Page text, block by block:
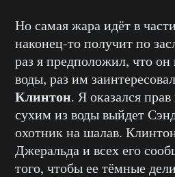
Но самая жара идёт в
наконец-то получит по
раз я предположил, что
воды, раз им
Клинтон. Я оказался
сухим из воды выйдет
охотник на шалав.
Джеральда и всех его
того, чтобы ее тёмные